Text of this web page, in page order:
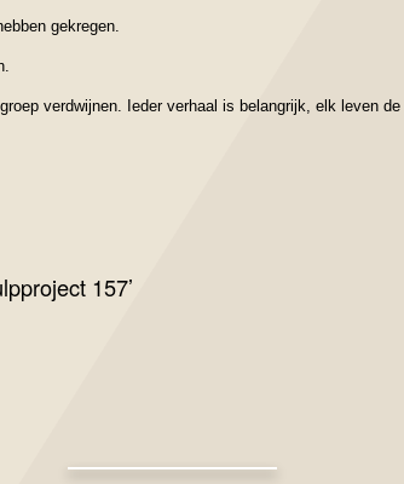
gekregen.
verdwijnen. Ieder verhaal is belangrijk, elk leven
157’